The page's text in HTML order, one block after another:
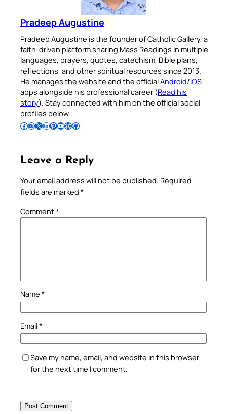
Pradeep Augustine
Pradeep Augustine is the founder of Catholic Gallery, a
faith-driven platform sharing Mass Readings in multiple
languages, prayers, quotes, catechism, Bible plans,
reflections, and other spiritual resources since 2013.
He manages the website and the officialAndroid/iOS
apps alongside his professional career (Read his
story). Stay connected with him on the official social
profiles below.
Follow Pradeep on Facebook Follow Pradeep on InstagramFollow Pradeep on X Follow Pradeep on LinkedIn Follow Pradeep on Pinterest Subscribe to Pradeep’s Youtube Channel Follow Pradeep on WordPress Follow Pradeep on GitHub
Leave a Reply
Your email address will not be published. Required
fields are marked *
Comment*
Name *
Email*
Save my name, email, and website in this browser
for the next time I comment.